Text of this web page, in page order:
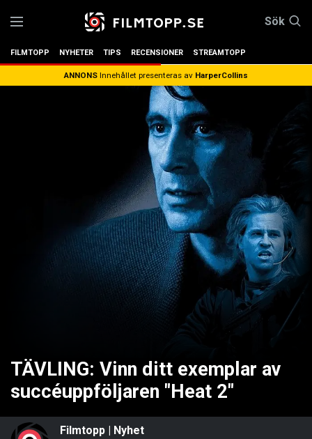
Sök
FILMTOPP NYHETER TIPS RECENSIONER STREAMTOPP
ANNONS Innehållet presenteras av HarperCollins
TÄVLING: Vinn ditt exemplar av
succéuppföljaren "Heat 2"
Filmtopp | Nyhet